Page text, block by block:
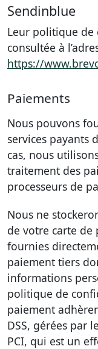
Sendinblue
Leur politique
consultée à
https://
Paiements
Nous pouvons
services payants
cas, nous
traitement des
processeurs de
Nous ne
de votre carte de
fournies
paiement tiers
informations
politique de
paiement
DSS, gérées par
PCI, qui est un